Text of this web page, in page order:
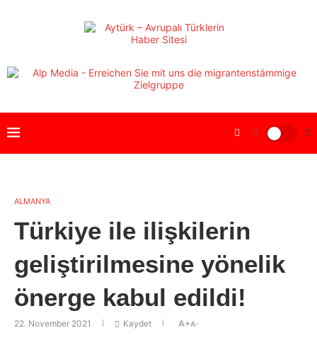
ALMANYA
Türkiye ile ilişkilerin
geliştirilmesine yönelik
önerge kabul edildi!
22. November 2021 Kaydet A+A-